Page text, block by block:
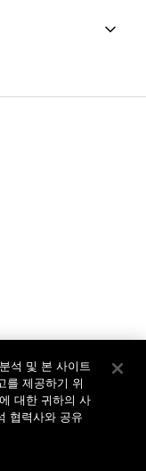
가지 상표에 대한
호: 120-87-72963.
대로74길 4, 1층 (삼성
석 및 본 사이트
를 제공하기 위
대한 귀하의 사
협력사와 공유